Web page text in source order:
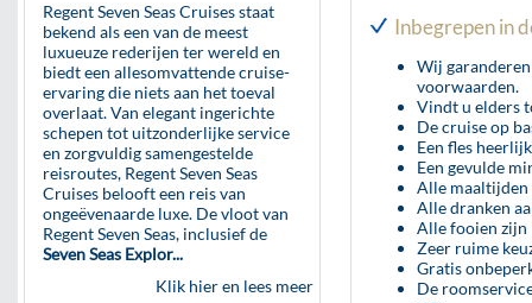
Regent Seven Seas Cruises staat
bekend als een van de meest
luxueuze rederijen ter wereld en
biedt een allesomvattende cruise-
ervaring die niets aan het toeval
overlaat. Van elegant ingerichte
schepen tot uitzonderlijke service
en zorgvuldig samengestelde
reisroutes, Regent Seven Seas
Cruises belooft een reis van
ongeëvenaarde luxe. De vloot van
Regent Seven Seas, inclusief de
Seven Seas Explor...
Klik hier en lees meer
Inbegrepen in
Wij
voorwaarden.
Vindt u elders
De cruise op
Een fles
Een gevulde
Alle maaltijden
Alle dranken
Alle fooien zijn
Zeer ruime
Gratis
De